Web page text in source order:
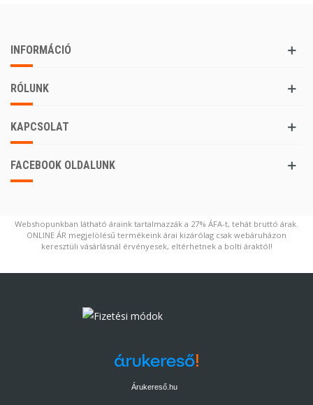
INFORMÁCIÓ
RÓLUNK
KAPCSOLAT
FACEBOOK OLDALUNK
Webshopunkban látható áraink tartalmazzák a 27% ÁFA-t, tehát bruttó árak.
ONLINE ÁR megjelölésű termékeink árai kizárólag csak webáruházon
keresztüli vásárlásnál érvényesek, eltérhetnek a bolti áraktól!
Árukereső.hu